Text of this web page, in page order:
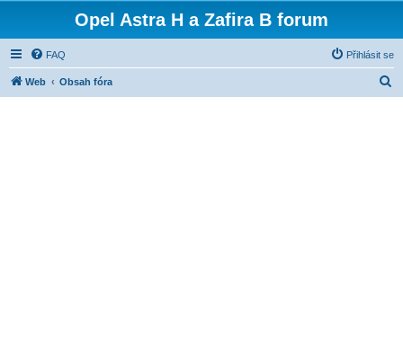
Opel Astra H a Zafira B forum
FAQ Přihlásit se
Web Obsah fóra